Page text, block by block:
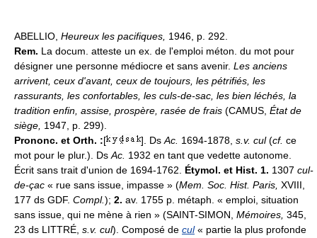
ABELLIO, Heureux les pacifiques, 1946, p. 292.
Rem. La docum. atteste un ex. de l'emploi méton. du mot pour
désigner une personne médiocre et sans avenir. Les anciens
arrivent, ceux d'avant, ceux de toujours, les pétrifiés, les
rassurants, les confortables, les culs-de-sac, les bien léchés, la
tradition enfin, assise, prospère, rasée de frais (CAMUS, État de
siège, 1947, p. 299).
Prononc. et Orth. :[ ]. DsAc. 1694-1878, s.v. cul(cf. ce
mot pour le plur.). DsAc. 1932 en tant que vedette autonome.
Écrit sans trait d'union de 1694-1762. Étymol. et Hist. 1. 1307 cul-
de-çac « rue sans issue, impasse » (Mem. Soc. Hist. Paris, XVIII,
177 ds GDF. Compl.); 2. av. 1755 p. métaph. « emploi, situation
sans issue, qui ne mène à rien » (SAINT-SIMON, Mémoires, 345,
23 ds LITTRÉ, s.v. cul). Composé de cul« partie la plus profonde